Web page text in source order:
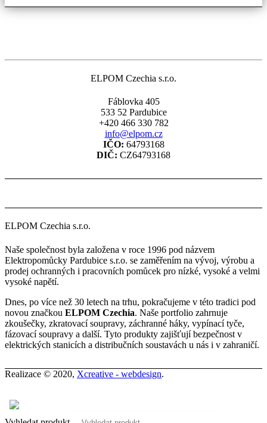
ELPOM Czechia s.r.o.
Fáblovka 405
533 52 Pardubice
+420 466 330 782
info@elpom.cz
IČO: 64793168
DIČ: CZ64793168
ELPOM Czechia s.r.o.
Naše společnost byla založena v roce 1996 pod názvem
Elektropomůcky Pardubice s.r.o. se zaměřením na vývoj, výrobu a
prodej ochranných i pracovních pomůcek pro nízké, vysoké a velmi
vysoké napětí.
Dnes, po více než 30 letech na trhu, pokračujeme v této tradici pod
novou značkou ELPOM Czechia. Naše portfolio zahrnuje
zkoušečky, zkratovací soupravy, záchranné háky, vypínací tyče,
fázovací soupravy a další. Tyto produkty zajišťují bezpečnost v
elektrických stanicích a distribučních soustavách u nás i v zahraničí.
Realizace © 2020, Xcreative - webdesign.